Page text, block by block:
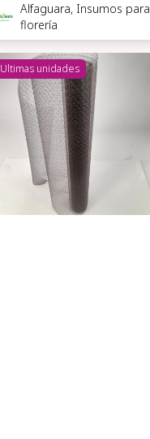
Alfaguara, Insumos para
florería
Ultimas unidades